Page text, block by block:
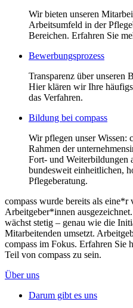
Wir bieten unseren
Arbeitsumfeld in der
Bereichen. Erfahren Sie
Bewerbungsprozess
Transparenz über unseren
Hier klären wir Ihre
das Verfahren.
Bildung bei compass
Wir pflegen unser Wissen:
Rahmen der
Fort- und Weiterbildungen
bundesweit einheitlichen,
Pflegeberatung.
compass wurde bereits als eine*r
Arbeitgeber*innen
wächst stetig – genau wie die
Mitarbeitenden umsetzt.
compass im Fokus. Erfahren Sie
Teil von compass zu sein.
Über uns
Darum gibt es uns